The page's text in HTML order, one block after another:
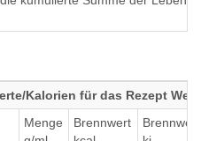
Kalorien für das Rezept
Menge
Brennwert
Brennwert